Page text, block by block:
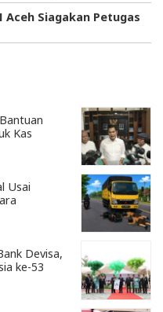
Aceh Siagakan Petugas
Kas
Usai
Devisa,
ke-53